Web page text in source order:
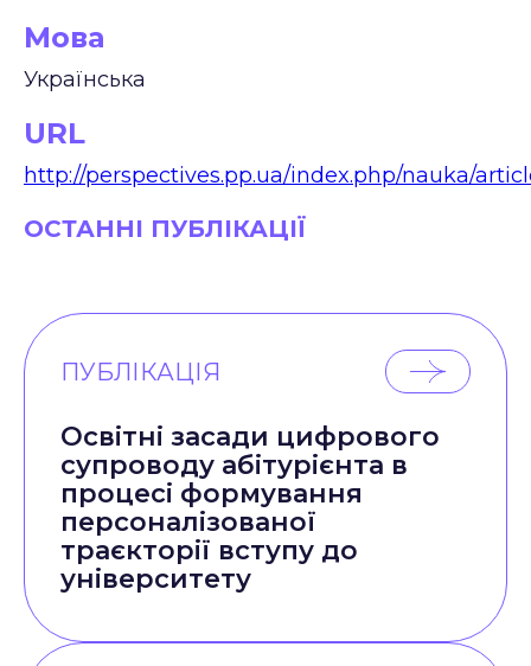
Мова
Українська
URL
http://perspectives.pp.ua/index.php/nauka/
ОСТАННІ ПУБЛІКАЦІЇ
ПУБЛІКАЦІЯ
Освітні засади цифрового
супроводу абітурієнта в
процесі формування
персоналізованої
траєкторії вступу до
університету